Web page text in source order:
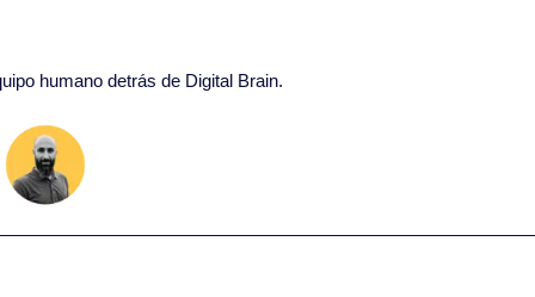
humano detrás de Digital Brain.